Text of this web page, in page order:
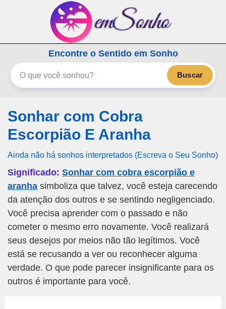
emSonho.com
Os sonhos significam mais
Encontre o Sentido em Sonho
Buscar
Sonhar com Cobra
Escorpião E Aranha
Ainda não há sonhos interpretados (Escreva o Seu Sonho)
Significado: Sonhar com cobra escorpião e
aranha simboliza que talvez, você esteja carecendo
da atenção dos outros e se sentindo negligenciado.
Você precisa aprender com o passado e não
cometer o mesmo erro novamente. Você realizará
seus desejos por meios não tão legítimos. Você
está se recusando a ver ou reconhecer alguma
verdade. O que pode parecer insignificante para os
outros é importante para você.